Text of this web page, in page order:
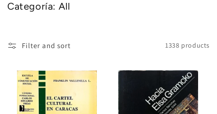
Categoría: All
Filter and sort 1338 products